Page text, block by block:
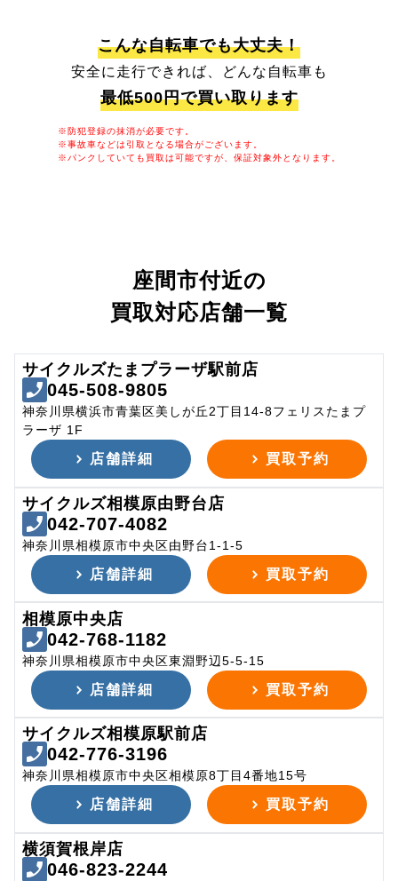
こんな自転車でも大丈夫！
安全に走行できれば、どんな自転車も
最低500円で買い取ります
※防犯登録の抹消が必要です。
※事故車などは引取となる場合がございます。
※パンクしていても買取は可能ですが、保証対象外となります。
座間市付近の
買取対応店舗一覧
サイクルズたまプラーザ駅前店
045-508-9805
神奈川県横浜市青葉区美しが丘2丁目14-8フェリスたまプ
ラーザ 1F
店舗詳細 買取予約
サイクルズ相模原由野台店
042-707-4082
神奈川県相模原市中央区由野台1-1-5
店舗詳細 買取予約
相模原中央店
042-768-1182
神奈川県相模原市中央区東淵野辺5-5-15
店舗詳細 買取予約
サイクルズ相模原駅前店
042-776-3196
神奈川県相模原市中央区相模原8丁目4番地15号
店舗詳細 買取予約
横須賀根岸店
046-823-2244